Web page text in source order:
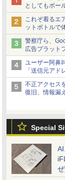
としてもボー
スツーウェイ
えずに書き込
これぞ着るエ
ットボトルで
ードバイクに
ど！その14】
警察庁ら、
広告プラット
広告」対策強
使った投資詐
ユーザー阿鼻
「送信元ア
【やじうま
不正アクセス
復旧、情報漏
Special